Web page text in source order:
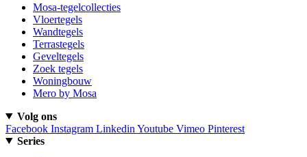
Mosa-tegelcollecties
Vloertegels
Wandtegels
Terrastegels
Geveltegels
Zoek tegels
Woningbouw
Mero by Mosa
Volg ons
Facebook Instagram Linkedin Youtube Vimeo Pinterest
Series